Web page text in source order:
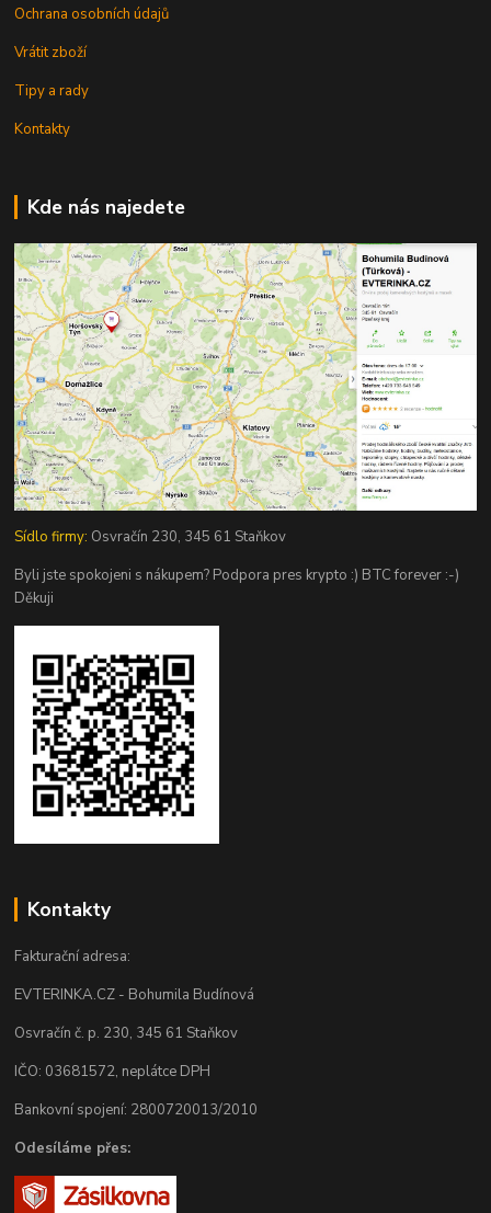
Ochrana osobních údajů
Vrátit zboží
Tipy a rady
Kontakty
Kde nás najedete
Sídlo firmy: Osvračín 230, 345 61 Staňkov
Byli jste spokojeni s nákupem? Podpora pres krypto :) BTC forever :-)
Děkuji
Kontakty
Fakturační adresa:
EVTERINKA.CZ - Bohumila Budínová
Osvračín č. p. 230, 345 61 Staňkov
IČO: 03681572, neplátce DPH
Bankovní spojení: 2800720013/2010
Odesíláme přes: